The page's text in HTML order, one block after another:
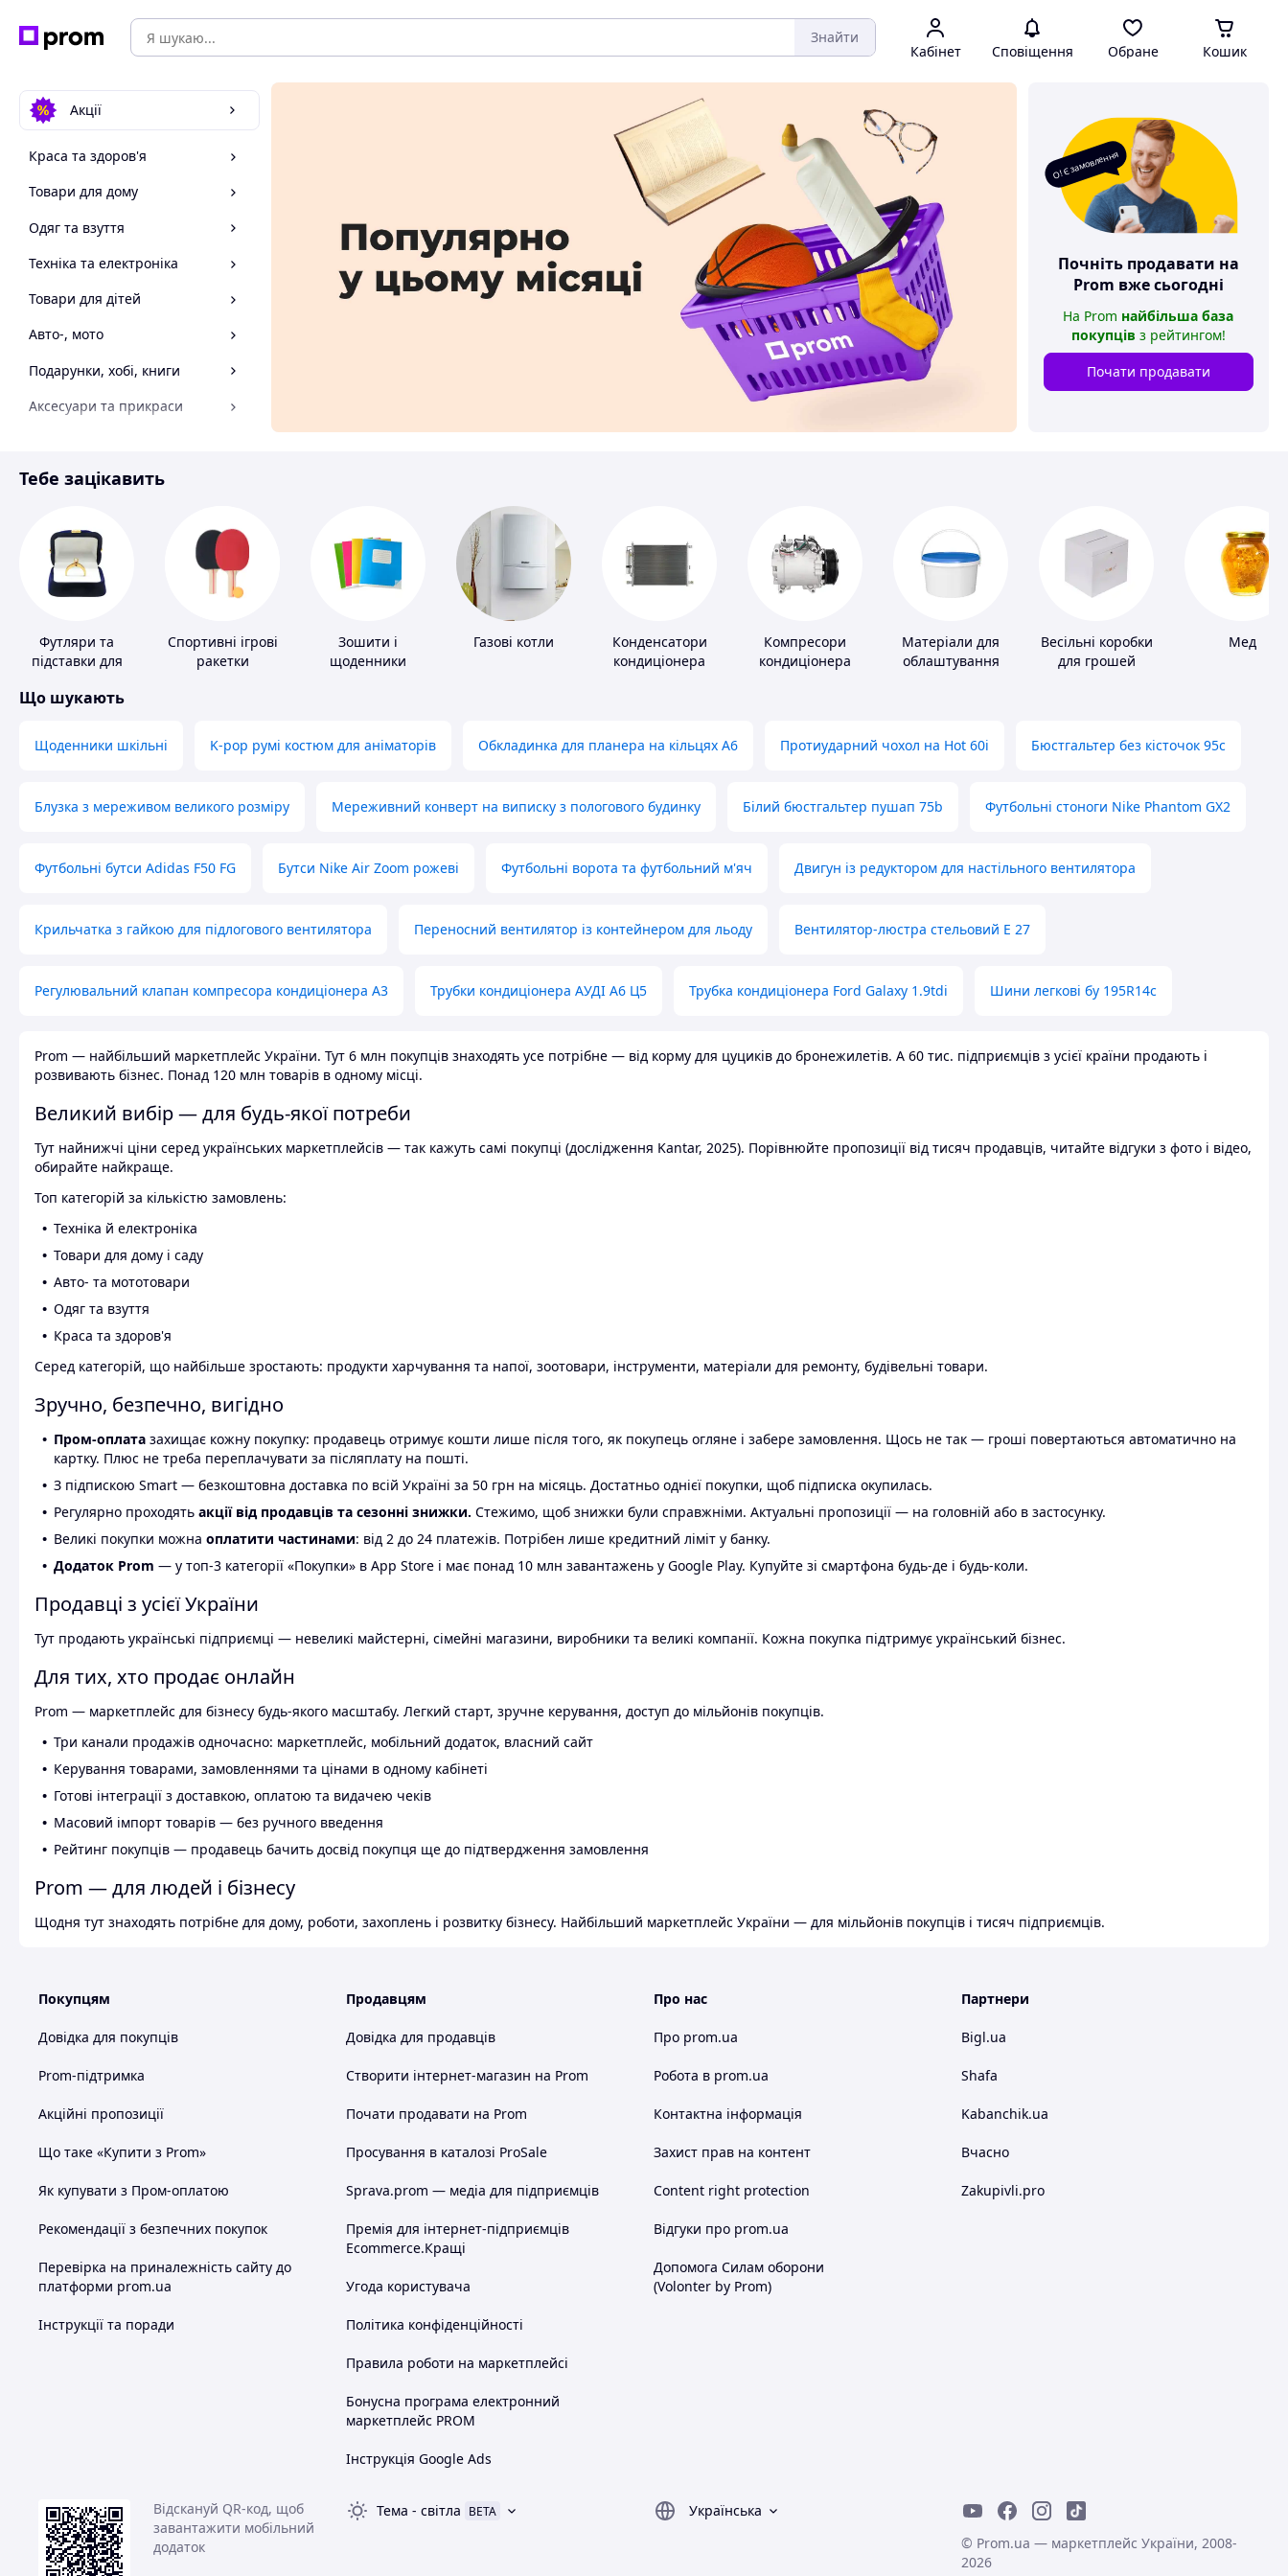
Знайти
Кабінет Сповіщення Обране Кошик
Акції
Краса та здоров'я
Товари для дому
Одяг та взуття
Техніка та електроніка
Товари для дітей
Авто-, мото
Подарунки, хобі, книги
Аксесуари та прикраси
Спорт і відпочинок
О! Є замовлення
Почніть продавати на
Prom вже сьогодні
На Prom найбільша база
покупців з рейтингом!
Почати продавати
Тебе зацікавить
Футляри та
підставки для
Спортивні ігрові
ракетки
Зошити і
щоденники
Газові котли
Конденсатори
кондиціонера
Компресори
кондиціонера
Матеріали для
облаштування
Весільні коробки
для грошей
Мед
Що шукають
Щоденники шкільні K-pop румі костюм для аніматорів Обкладинка для планера на кільцях А6 Протиударний чохол на Hot 60i Бюстгальтер без кісточок 95с
Блузка з мереживом великого розміру Мереживний конверт на виписку з пологового будинку Білий бюстгальтер пушап 75b Футбольні стоноги Nike Phantom GX2
Футбольні бутси Adidas F50 FG Бутси Nike Air Zoom рожеві Футбольні ворота та футбольний м'яч Двигун із редуктором для настільного вентилятора
Крильчатка з гайкою для підлогового вентилятора Переносний вентилятор із контейнером для льоду Вентилятор-люстра стельовий E 27
Регулювальний клапан компресора кондиціонера А3 Трубки кондиціонера АУДІ А6 Ц5 Трубка кондиціонера Ford Galaxy 1.9tdi Шини легкові бу 195R14c
Prom — найбільший маркетплейс України. Тут 6 млн покупців знаходять усе потрібне — від корму для цуциків до бронежилетів. А 60 тис. підприємців з усієї країни продають і
розвивають бізнес. Понад 120 млн товарів в одному місці.
Великий вибір — для будь-якої потреби
Тут найнижчі ціни серед українських маркетплейсів — так кажуть самі покупці (дослідження Kantar, 2025). Порівнюйте пропозиції від тисяч продавців, читайте відгуки з фото і відео,
обирайте найкраще.
Топ категорій за кількістю замовлень:
Техніка й електроніка
Товари для дому і саду
Авто- та мототовари
Одяг та взуття
Краса та здоров'я
Серед категорій, що найбільше зростають: продукти харчування та напої, зоотовари, інструменти, матеріали для ремонту, будівельні товари.
Зручно, безпечно, вигідно
Пром-оплата захищає кожну покупку: продавець отримує кошти лише після того, як покупець огляне і забере замовлення. Щось не так — гроші повертаються автоматично на
картку. Плюс не треба переплачувати за післяплату на пошті.
З підпискою Smart — безкоштовна доставка по всій Україні за 50 грн на місяць. Достатньо однієї покупки, щоб підписка окупилась.
Регулярно проходять акції від продавців та сезонні знижки. Стежимо, щоб знижки були справжніми. Актуальні пропозиції — на головній або в застосунку.
Великі покупки можна оплатити частинами: від 2 до 24 платежів. Потрібен лише кредитний ліміт у банку.
Додаток Prom — у топ-3 категорії «Покупки» в App Store і має понад 10 млн завантажень у Google Play. Купуйте зі смартфона будь-де і будь-коли.
Продавці з усієї України
Тут продають українські підприємці — невеликі майстерні, сімейні магазини, виробники та великі компанії. Кожна покупка підтримує український бізнес.
Для тих, хто продає онлайн
Prom — маркетплейс для бізнесу будь-якого масштабу. Легкий старт, зручне керування, доступ до мільйонів покупців.
Три канали продажів одночасно: маркетплейс, мобільний додаток, власний сайт
Керування товарами, замовленнями та цінами в одному кабінеті
Готові інтеграції з доставкою, оплатою та видачею чеків
Масовий імпорт товарів — без ручного введення
Рейтинг покупців — продавець бачить досвід покупця ще до підтвердження замовлення
Prom — для людей і бізнесу
Щодня тут знаходять потрібне для дому, роботи, захоплень і розвитку бізнесу. Найбільший маркетплейс України — для мільйонів покупців і тисяч підприємців.
Покупцям
Довідка для покупців
Prom-підтримка
Акційні пропозиції
Що таке «Купити з Prom»
Як купувати з Пром-оплатою
Рекомендації з безпечних покупок
Перевірка на приналежність сайту до
платформи prom.ua
Інструкції та поради
Продавцям
Довідка для продавців
Створити інтернет-магазин на Prom
Почати продавати на Prom
Просування в каталозі ProSale
Sprava.prom — медіа для підприємців
Премія для інтернет-підприємців
Ecommerce.Кращі
Угода користувача
Політика конфіденційності
Правила роботи на маркетплейсі
Бонусна програма електронний
маркетплейс PROM
Інструкція Google Ads
Про нас
Про prom.ua
Робота в prom.ua
Контактна інформація
Захист прав на контент
Content right protection
Відгуки про prom.ua
Допомога Силам оборони
(Volonter by Prom)
Партнери
Bigl.ua
Shafa
Kabanchik.ua
Вчасно
Zakupivli.pro
Відскануй QR-код, щоб
завантажити мобільний
додаток
Тема - світла BETA
Українська
© Prom.ua — маркетплейс України, 2008-
2026